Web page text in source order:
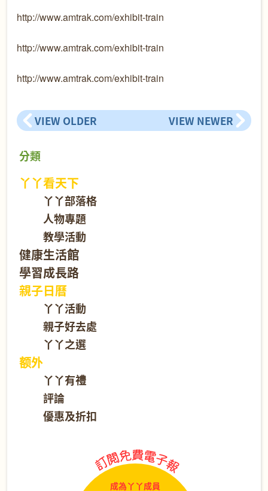
http://www.amtrak.com/exhibit-train
http://www.amtrak.com/exhibit-train
http://www.amtrak.com/exhibit-train
VIEW OLDER VIEW NEWER
分類
丫丫看天下
丫丫部落格
人物專題
教學活動
健康生活館
學習成長路
親子日曆
丫丫活動
親子好去處
丫丫之選
额外
丫丫有禮
評論
優惠及折扣
成為丫丫成員